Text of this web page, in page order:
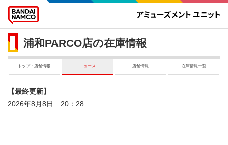
浦和PARCO店の在庫情報
トップ・店舗情報 ニュース 店舗情報 在庫情報一覧
最終更新
2026年8月8日 20：28